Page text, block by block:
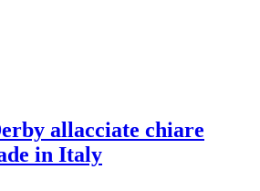
allacciate chiare
in Italy